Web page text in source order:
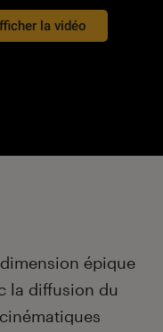
la vidéo
épique
la diffusion du